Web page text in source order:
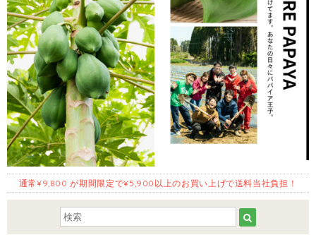
通常¥9,800 が期間限定で¥5,900以上のお買い上げで送料当社負担！